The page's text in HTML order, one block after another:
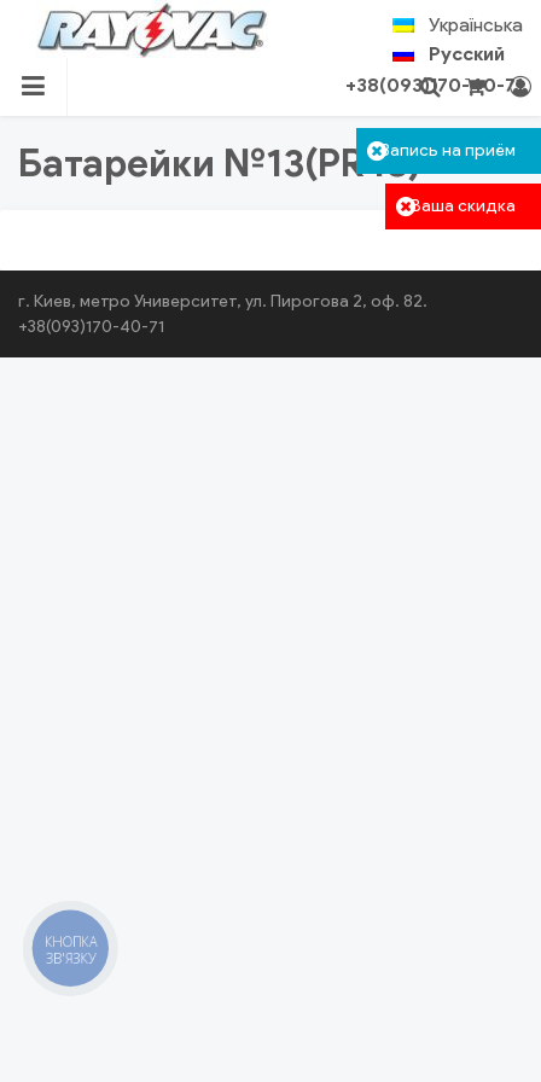
content
Ваша скидка
Запись на приём
RU.RAYOVAC.COM.UA
Українська
Русский
+38(093)170-40-71
Поиск
Корзина пуста. Авторизация
Батарейки №13(PR48)
г. Киев, метро Университет, ул. Пирогова 2, оф. 82.
+38(093)170-40-71
КНОПКА
ЗВ'ЯЗКУ